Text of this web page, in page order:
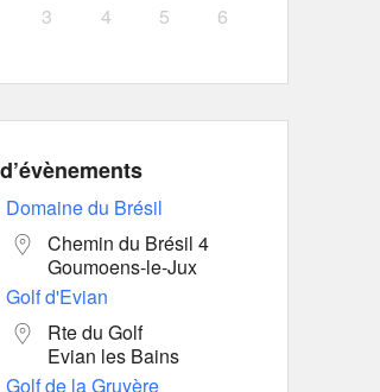
3 4 5 6
Domaine du Brésil
Chemin du Brésil 4
Goumoens-le-Jux
Golf d'Evian
Rte du Golf
Evian les Bains
Golf de la Gruyère